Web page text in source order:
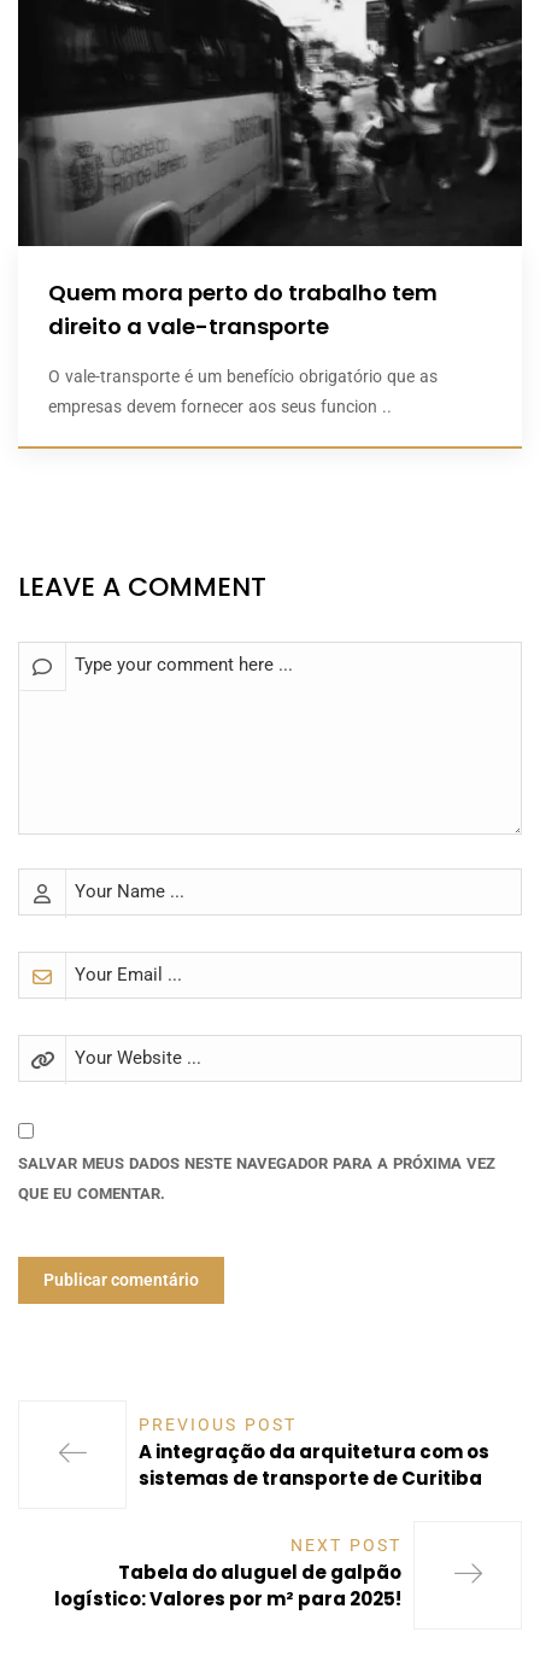
Quem mora perto do trabalho tem
direito a vale-transporte​
O vale-transporte é um benefício obrigatório que as
empresas devem fornecer aos seus funcion ..
LEAVE A COMMENT
SALVAR MEUS DADOS NESTE NAVEGADOR PARA A PRÓXIMA VEZ
QUE EU COMENTAR.
PREVIOUS POST
A integração da arquitetura com os
sistemas de transporte de Curitiba
NEXT POST
Tabela do aluguel de galpão
logístico: Valores por m² para 2025!